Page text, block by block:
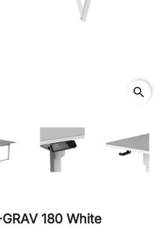
search
180 White